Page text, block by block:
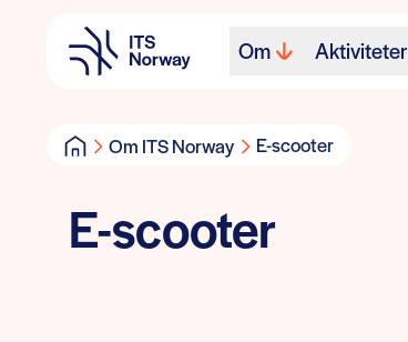
Om Aktiviteter
Om ITS Norway E-scooter
E-scooter